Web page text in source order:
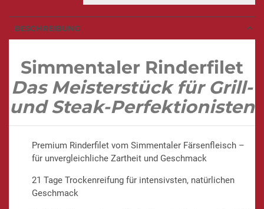
BESCHREIBUNG
Simmentaler Rinderfilet
Das Meisterstück für Grill-
und Steak-Perfektionisten
Premium Rinderfilet vom Simmentaler Färsenfleisch –
für unvergleichliche Zartheit und Geschmack
21 Tage Trockenreifung für intensivsten, natürlichen
Geschmack